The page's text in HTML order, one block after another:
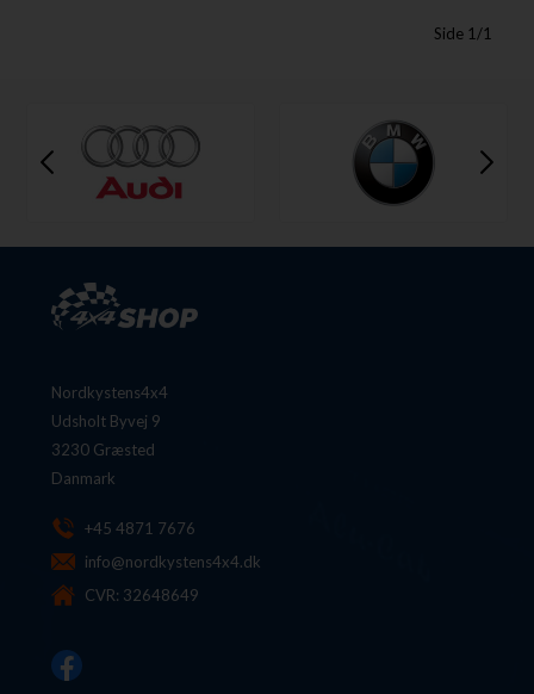
Side 1/1
Nordkystens4x4
Udsholt Byvej 9
3230 Græsted
Danmark
+45 4871 7676
info@nordkystens4x4.dk
CVR: 32648649